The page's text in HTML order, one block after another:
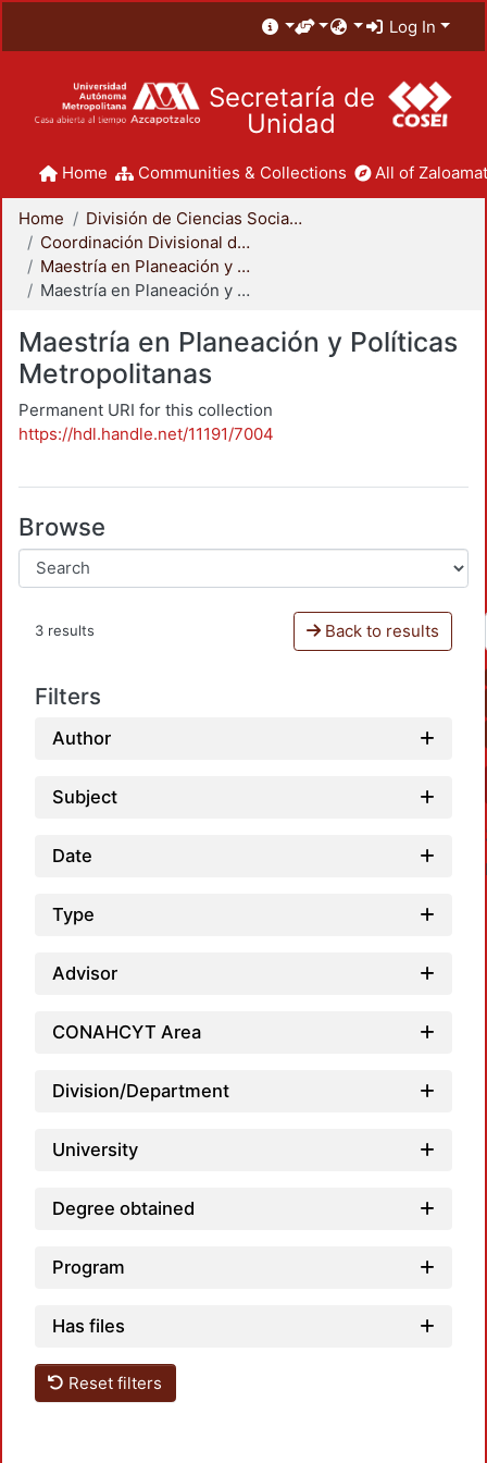
Log In
Secretaría de
Unidad
Home Communities & Collections All of
Home
División de Ciencias Sociales y Humanidades
Coordinación Divisional de Posgrado
Maestría en Planeación y Políticas Metropolitanas
Maestría en Planeación y Políticas Metropolitanas
Maestría en Planeación y Políticas
Metropolitanas
Permanent URI for this collection
https://hdl.handle.net/11191/7004
Browse
3 results Back to results
Filters
Author
Subject
Date
Type
Advisor
CONAHCYT Area
Division/Department
University
Degree obtained
Program
Has files
Reset filters